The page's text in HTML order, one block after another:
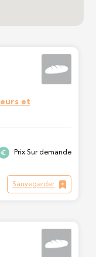
et
Prix Sur demande
Sauvegarder